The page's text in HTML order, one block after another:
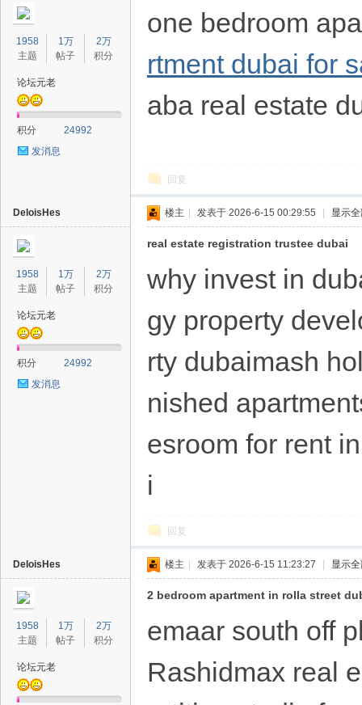
1958
主题
1万
帖子
2万
积分
论坛元老
积分
24992
发消息
one bedroom
rtment dubai for
aba real estate
回复
DeloisHes
1958
主题
1万
帖子
2万
积分
论坛元老
积分
24992
发消息
楼主 发表于 2026-6-15 00:29:55 显示
real estate registration trustee dubai
why invest in
gy property
rty dubaimash
nished
esroom for rent
i
回复
DeloisHes
1958
主题
1万
帖子
2万
积分
论坛元老
楼主 发表于 2026-6-15 11:23:27 显示
2 bedroom apartment in rolla street
emaar south off
Rashidmax real